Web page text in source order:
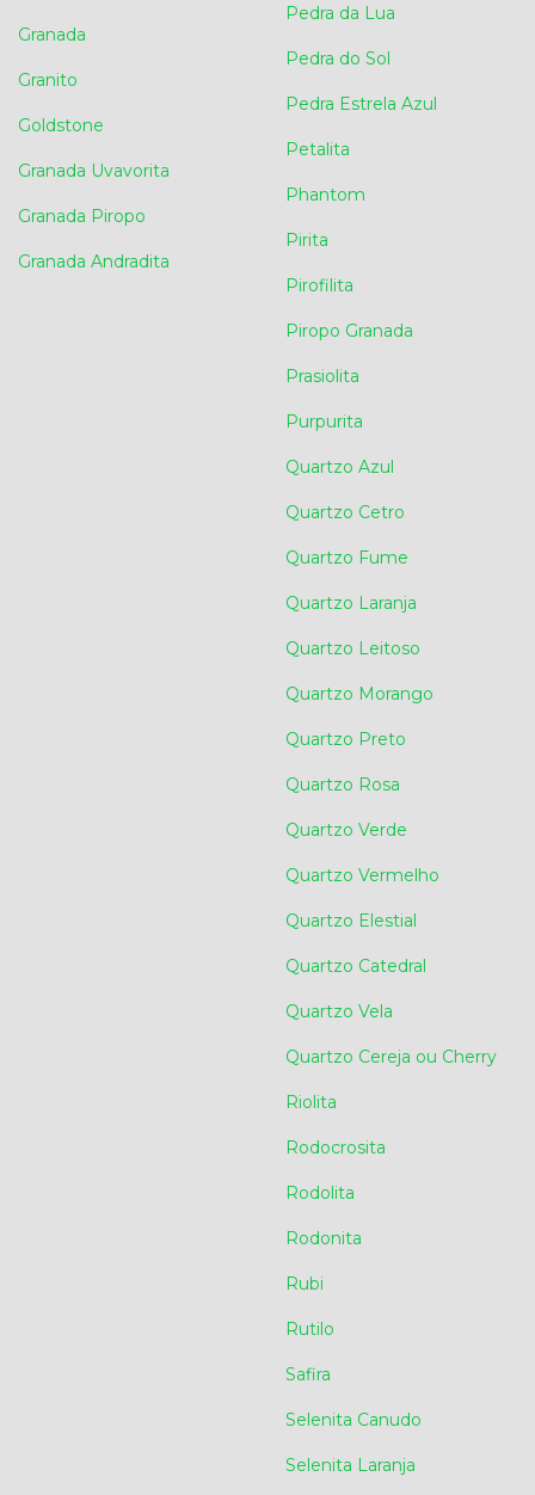
Granada
Granito
Goldstone
Granada Uvavorita
Granada Piropo
Granada Andradita
Pedra da Lua
Pedra do Sol
Pedra Estrela Azul
Petalita
Phantom
Pirita
Pirofilita
Piropo Granada
Prasiolita
Purpurita
Quartzo Azul
Quartzo Cetro
Quartzo Fume
Quartzo Laranja
Quartzo Leitoso
Quartzo Morango
Quartzo Preto
Quartzo Rosa
Quartzo Verde
Quartzo Vermelho
Quartzo Elestial
Quartzo Catedral
Quartzo Vela
Quartzo Cereja ou Cherry
Riolita
Rodocrosita
Rodolita
Rodonita
Rubi
Rutilo
Safira
Selenita Canudo
Selenita Laranja